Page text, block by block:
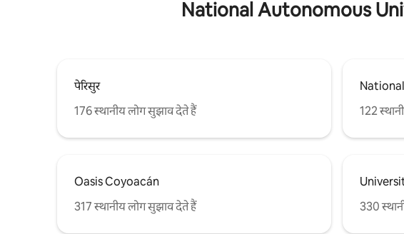
National Autonomous
पेरिसुर
176 स्थानीय लोग सुझाव देते हैं
122
Oasis Coyoacán
317 स्थानीय लोग सुझाव देते हैं
330